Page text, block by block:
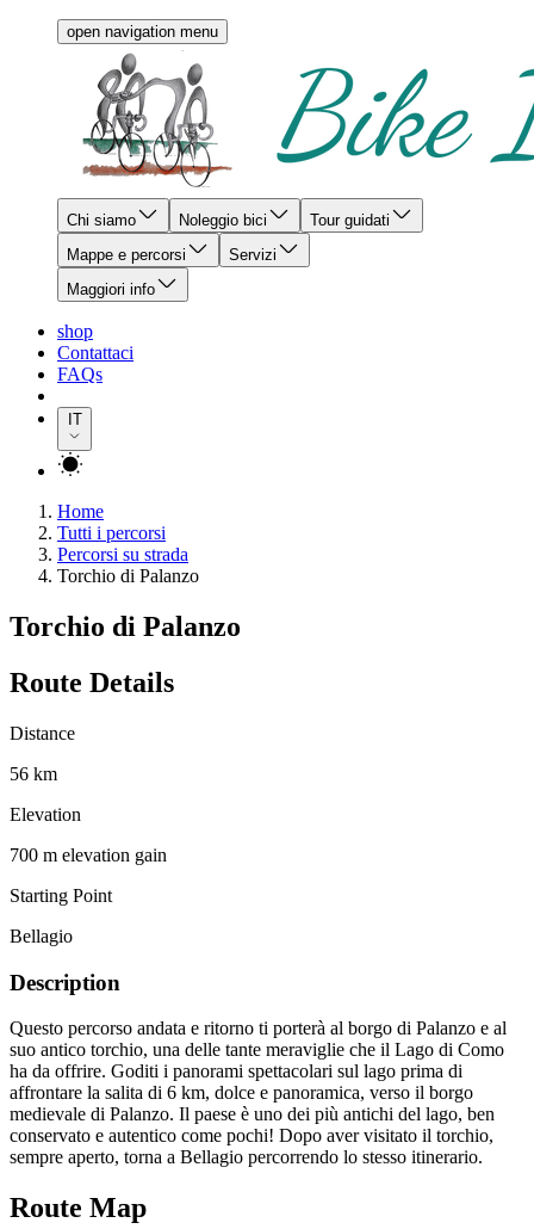
open navigation menu
Chi siamo Noleggio bici
Tour guidati
Mappe e percorsi
Servizi
Maggiori info
shop
Contattaci
FAQs
IT
Home
Tutti i percorsi
Percorsi su strada
Torchio di Palanzo
Torchio di Palanzo
Route Details
Distance
56 km
Elevation
700 m elevation gain
Starting Point
Bellagio
Description
Questo percorso andata e ritorno ti porterà al borgo di Palanzo e al
suo antico torchio, una delle tante meraviglie che il Lago di Como
ha da offrire. Goditi i panorami spettacolari sul lago prima di
affrontare la salita di 6 km, dolce e panoramica, verso il borgo
medievale di Palanzo. Il paese è uno dei più antichi del lago, ben
conservato e autentico come pochi! Dopo aver visitato il torchio,
sempre aperto, torna a Bellagio percorrendo lo stesso itinerario.
Route Map